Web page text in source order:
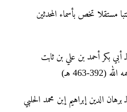
مستقلا تخص بأسماء المحدثين
أبي بكر أحمد بن علي بن ثابت
463 هـ)
برهان الدين إبراهيم إبن محمد الحلبي